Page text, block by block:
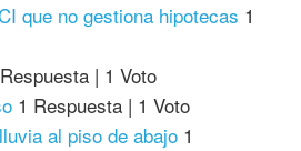
que no gestiona hipotecas 1
| 1 Voto
1 Respuesta | 1 Voto
al piso de abajo 1